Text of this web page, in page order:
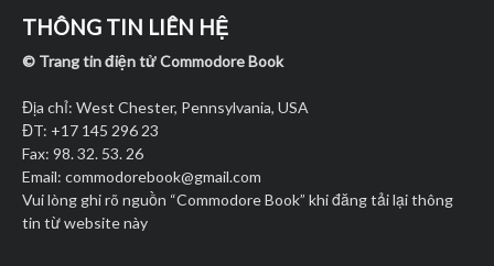
THÔNG TIN LIÊN HỆ
© Trang tin điện tử Commodore Book
Địa chỉ: West Chester, Pennsylvania, USA
ĐT: +17 145 296 23
Fax: 98. 32. 53. 26
Email: commodorebook@gmail.com
Vui lòng ghi rõ nguồn “Commodore Book” khi đăng tải lại thông
tin từ website này